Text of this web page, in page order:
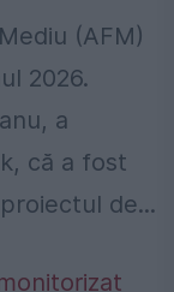
(AFM)
2026.
a
că a fost
de...